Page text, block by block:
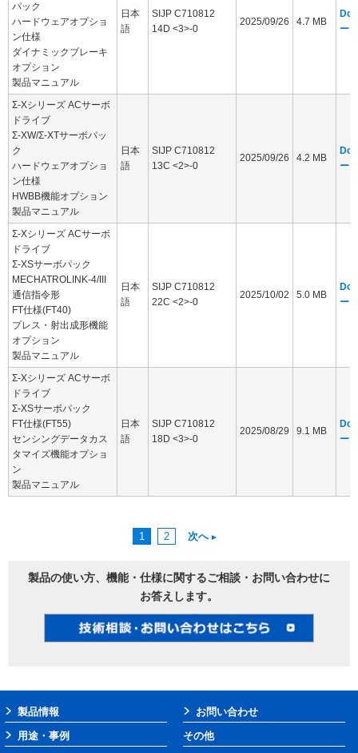
パック
ハードウェアオプショ
ン仕様
ダイナミックブレーキ
オプション
製品マニュアル
日本
語
SIJP C710812
14D <3>-0
2025/09/26 4.7 MB
ージ
Σ-Xシリーズ ACサーボ
ドライブ
Σ-XW/Σ-XTサーボパッ
ク
ハードウェアオプショ
ン仕様
HWBB機能オプション
製品マニュアル
日本
語
SIJP C710812
13C <2>-0
2025/09/26 4.2 MB
ージ
Σ-Xシリーズ ACサーボ
ドライブ
Σ-XSサーボパック
MECHATROLINK-4/III
通信指令形
FT仕様(FT40)
プレス・射出成形機能
オプション
製品マニュアル
日本
語
SIJP C710812
22C <2>-0
2025/10/02 5.0 MB
ージ
Σ-Xシリーズ ACサーボ
ドライブ
Σ-XSサーボパック
FT仕様(FT55)
センシングデータカス
タマイズ機能オプショ
ン
製品マニュアル
日本
語
SIJP C710812
18D <3>-0
2025/08/29 9.1 MB
ージ
1 2 次へ
製品の使い方、機能・仕様に関するご相談・お問い合わせに
お答えします。
製品情報
用途・事例
お問い合わせ
その他